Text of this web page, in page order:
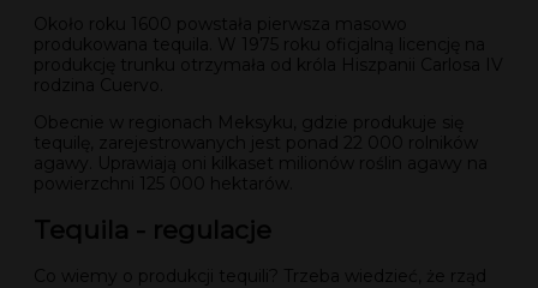
Około roku 1600 powstała pierwsza masowo
produkowana tequila. W 1975 roku oficjalną licencję na
produkcję trunku otrzymała od króla Hiszpanii Carlosa IV
rodzina Cuervo.
Obecnie w regionach Meksyku, gdzie produkuje się
tequilę, zarejestrowanych jest ponad 22 000 rolników
agawy. Uprawiają oni kilkaset milionów roślin agawy na
powierzchni 125 000 hektarów.
Tequila - regulacje
Co wiemy o produkcji tequili? Trzeba wiedzieć, że rząd